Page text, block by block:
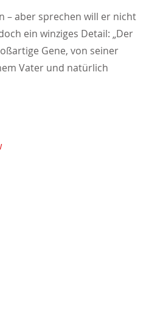
– aber sprechen will er nicht
ein winziges Detail: „Der
Gene, von seiner
Vater und natürlich